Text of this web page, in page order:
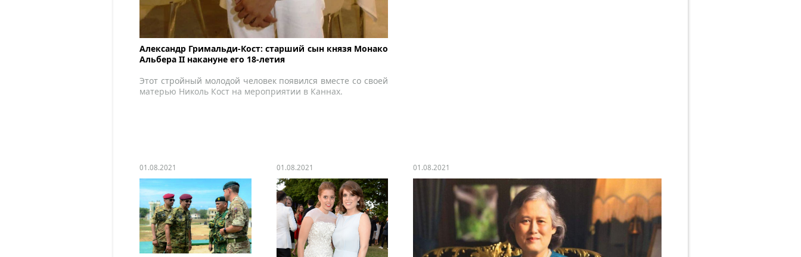
Александр Гримальди-Кост: старший сын князя Монако
Альбера II накануне его 18-летия
Этот стройный молодой человек появился вместе со своей
матерью Николь Кост на мероприятии в Каннах.
01.08.2021 01.08.2021 01.08.2021